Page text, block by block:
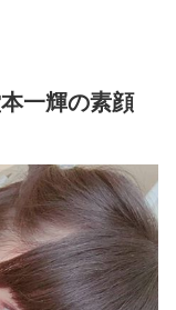
一輝の素顔